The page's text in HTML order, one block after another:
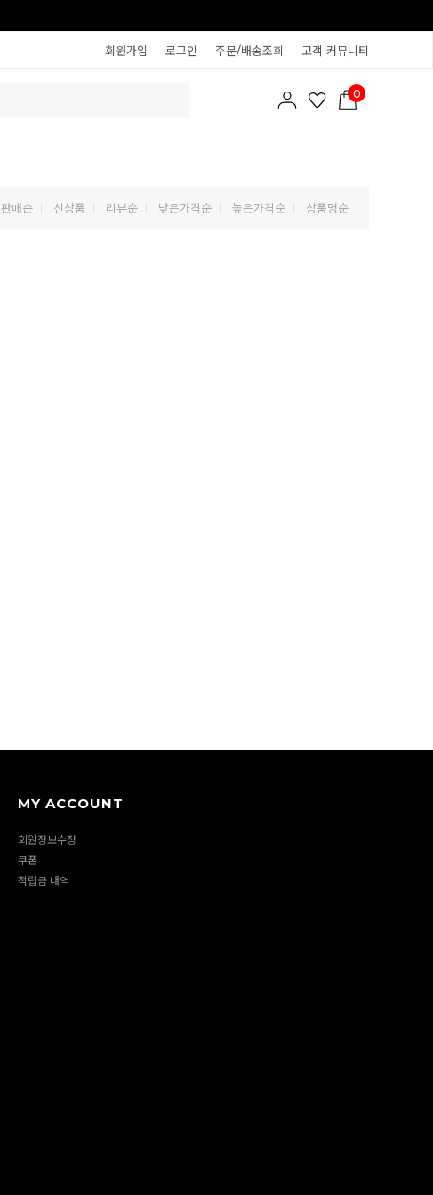
회원가입 로그인 주문/배송조회 고객 커뮤니티
0
판매순 신상품 리뷰순 낮은가격순 높은가격순 상품명순
MY ACCOUNT
회원정보수정
쿠폰
적립금 내역